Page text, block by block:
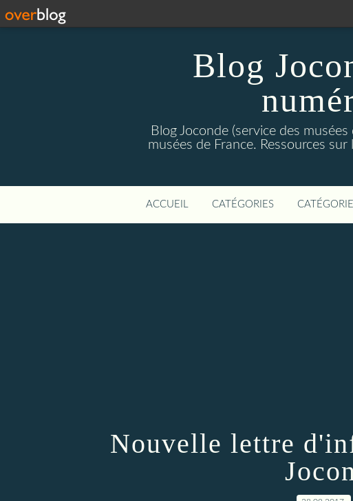
Blog
Blog Joconde (service des
musées de France. Ressources
ACCUEIL CATÉGORIES
Nouvelle lettre